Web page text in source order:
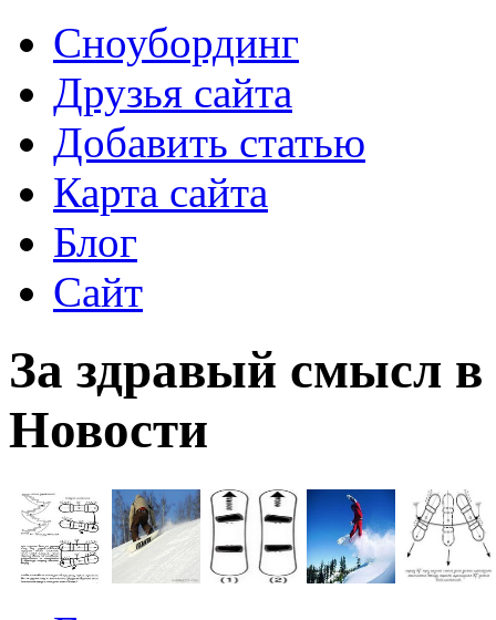
Сноубординг
Друзья сайта
Добавить статью
Карта сайта
Блог
Сайт
За здравый смысл в
Новости